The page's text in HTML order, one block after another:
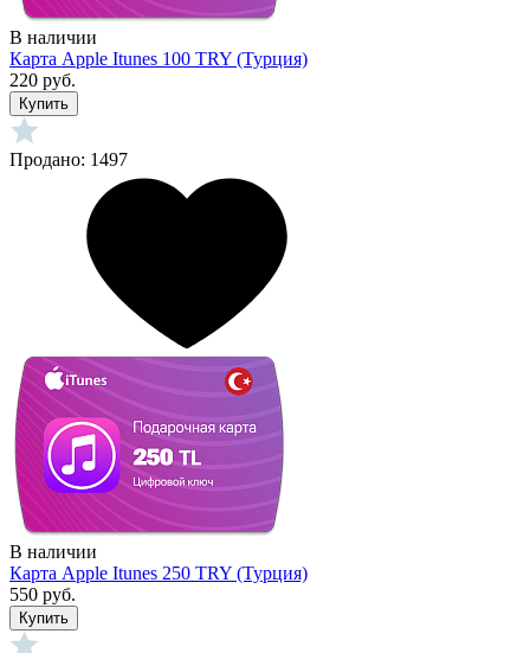
В наличии
Карта Apple Itunes 100 TRY (Турция)
220 руб.
Купить
Продано: 1497
В наличии
Карта Apple Itunes 250 TRY (Турция)
550 руб.
Купить